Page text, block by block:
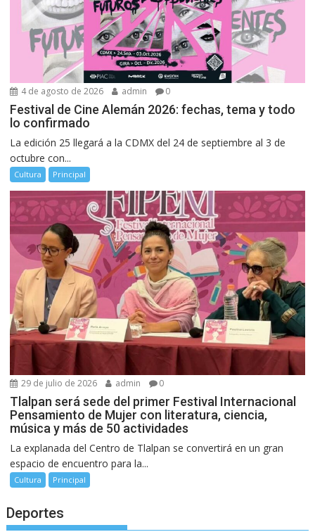
4 de agosto de 2026 admin 0
Festival de Cine Alemán 2026: fechas, tema y todo
lo confirmado
La edición 25 llegará a la CDMX del 24 de septiembre al 3 de
octubre con...
Cultura Principal
29 de julio de 2026 admin 0
Tlalpan será sede del primer Festival Internacional
Pensamiento de Mujer con literatura, ciencia,
música y más de 50 actividades
La explanada del Centro de Tlalpan se convertirá en un gran
espacio de encuentro para la...
Cultura Principal
Deportes